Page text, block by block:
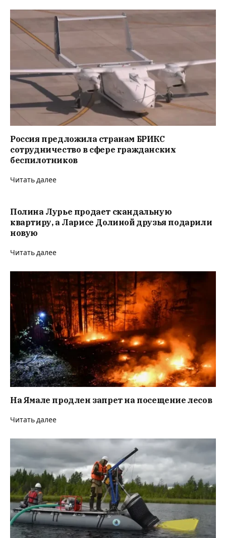
Россия предложила странам БРИКС
сотрудничество в сфере гражданских
беспилотников
Читать далее
Полина Лурье продает скандальную
квартиру, а Ларисе Долиной друзья подарили
новую
Читать далее
На Ямале продлен запрет на посещение лесов
Читать далее